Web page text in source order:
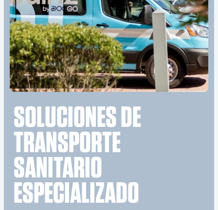
SOLUCIONES DE
TRANSPORTE
SANITARIO
ESPECIALIZADO